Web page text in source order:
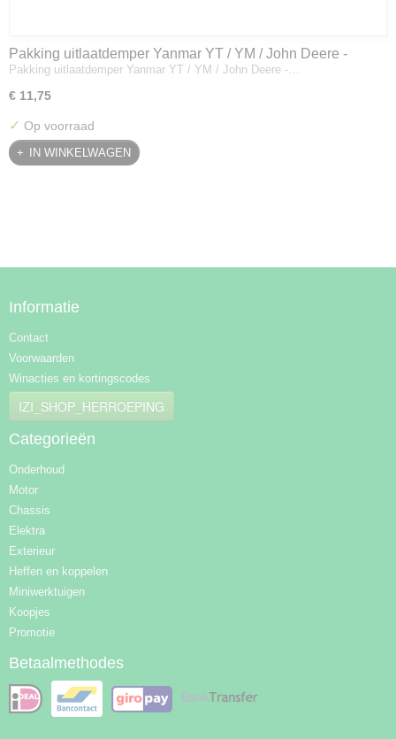
Pakking uitlaatdemper Yanmar YT / YM / John Deere -
128300-13230
Pakking uitlaatdemper Yanmar YT / YM / John Deere -…
€ 11,75
✓ Op voorraad
IN WINKELWAGEN
Informatie
Contact
Voorwaarden
Winacties en kortingscodes
IZI_SHOP_HERROEPING
Categorieën
Onderhoud
Motor
Chassis
Elektra
Exterieur
Heffen en koppelen
Miniwerktuigen
Koopjes
Promotie
Betaalmethodes